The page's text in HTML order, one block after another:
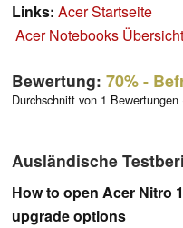
Links: Acer Startseite
Acer Notebooks
Bewertung: 70%-
Durchschnitt von 1 Bewertungen
Ausländische
How to open Acer Nitro
upgrade options